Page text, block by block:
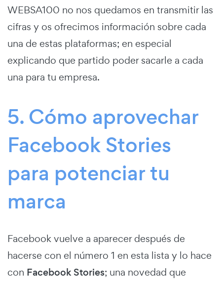
WEBSA100 no nos quedamos en transmitir las
cifras y os ofrecimos información sobre cada
una de estas plataformas; en especial
explicando que partido poder sacarle a cada
una para tu empresa.
5. Cómo aprovechar
Facebook Stories
para potenciar tu
marca
Facebook vuelve a aparecer después de
hacerse con el número 1 en esta lista y lo hace
con Facebook Stories; una novedad que